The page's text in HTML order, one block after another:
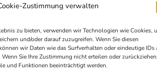
Zustimmung verwalten
zu bieten, verwenden wir Technologien wie Cookies,
und/oder darauf zuzugreifen. Wenn Sie diesen
wir Daten wie das Surfverhalten oder eindeutige IDs
Sie Ihre Zustimmung nicht erteilen oder zurückziehen,
und Funktionen beeinträchtigt werden.